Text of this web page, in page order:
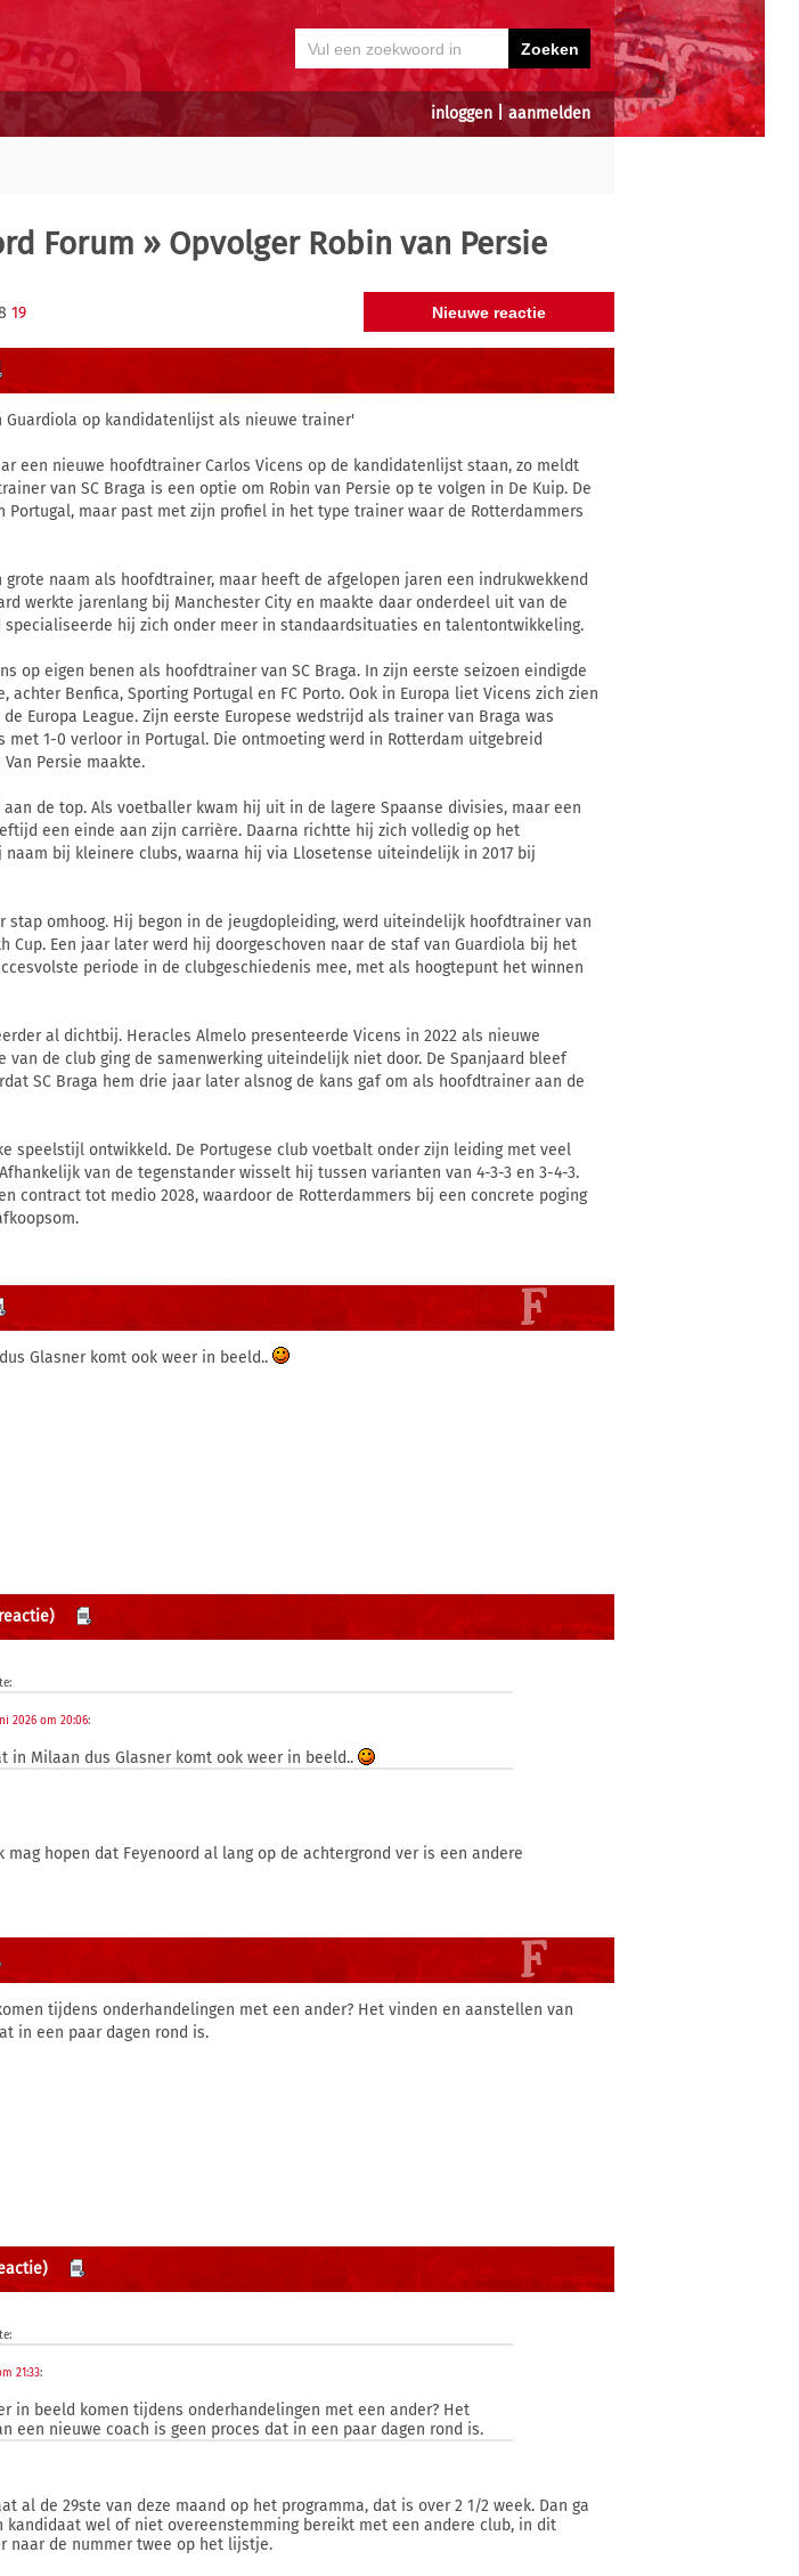
inloggen aanmelden
Forum » Opvolger Robin van Persie
19
op kandidatenlijst als nieuwe trainer'
een nieuwe hoofdtrainer Carlos Vicens op de kandidatenlijst staan, zo meldt
van SC Braga is een optie om Robin van Persie op te volgen in De Kuip. De
Portugal, maar past met zijn profiel in het type trainer waar de Rotterdammers
naam als hoofdtrainer, maar heeft de afgelopen jaren een indrukwekkend
werkte jarenlang bij Manchester City en maakte daar onderdeel uit van de
specialiseerde hij zich onder meer in standaardsituaties en talentontwikkeling.
op eigen benen als hoofdtrainer van SC Braga. In zijn eerste seizoen eindigde
achter Benfica, Sporting Portugal en FC Porto. Ook in Europa liet Vicens zich zien
Europa League. Zijn eerste Europese wedstrijd als trainer van Braga was
met 1-0 verloor in Portugal. Die ontmoeting werd in Rotterdam uitgebreid
Persie maakte.
de top. Als voetballer kwam hij uit in de lagere Spaanse divisies, maar een
een einde aan zijn carrière. Daarna richtte hij zich volledig op het
bij kleinere clubs, waarna hij via Llosetense uiteindelijk in 2017 bij
stap omhoog. Hij begon in de jeugdopleiding, werd uiteindelijk hoofdtrainer van
Cup. Een jaar later werd hij doorgeschoven naar de staf van Guardiola bij het
periode in de clubgeschiedenis mee, met als hoogtepunt het winnen
al dichtbij. Heracles Almelo presenteerde Vicens in 2022 als nieuwe
van de club ging de samenwerking uiteindelijk niet door. De Spanjaard bleef
SC Braga hem drie jaar later alsnog de kans gaf om als hoofdtrainer aan de
speelstijl ontwikkeld. De Portugese club voetbalt onder zijn leiding met veel
van de tegenstander wisselt hij tussen varianten van 4-3-3 en 3-4-3.
contract tot medio 2028, waardoor de Rotterdammers bij een concrete poging
Glasner komt ook weer in beeld..
2026 om 20:06:
in Milaan dus Glasner komt ook weer in beeld..
hopen dat Feyenoord al lang op de achtergrond ver is een andere
tijdens onderhandelingen met een ander? Het vinden en aanstellen van
in een paar dagen rond is.
21:33:
in beeld komen tijdens onderhandelingen met een ander? Het
een nieuwe coach is geen proces dat in een paar dagen rond is.
al de 29ste van deze maand op het programma, dat is over 2 1/2 week. Dan ga
wel of niet overeenstemming bereikt met een andere club, in dit
naar de nummer twee op het lijstje.